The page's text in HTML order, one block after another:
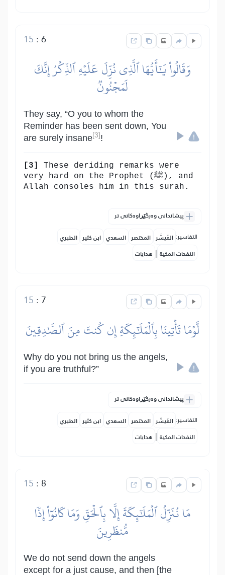
6
:
15
وَقَالُواْ يَٰٓأَيُّهَا ٱلَّذِي نُزِّلَ عَلَيۡهِ ٱلذِّكۡرُ إِنَّكَ
لَمَجۡنُونٞ
They say, “O you to whom the
Reminder has been sent down, You
are surely insane[3] !
[3]
These deriding remarks were
very hard on the Prophet (ﷺ), and
Allah consoles him in this surah.
پیشاندانی وەرگێڕاوەکانی تر
التفاسير: المُيسَّر المختصر السعدي ابن كثير الطبري
النفحات المكية | هدايات
7
:
15
لَّوۡمَا تَأۡتِينَا بِٱلۡمَلَٰٓئِكَةِ إِن كُنتَ مِنَ ٱلصَّٰدِقِينَ
Why do you not bring us the angels,
if you are truthful?”
پیشاندانی وەرگێڕاوەکانی تر
التفاسير: المُيسَّر المختصر السعدي ابن كثير الطبري
النفحات المكية | هدايات
8
:
15
مَا نُنَزِّلُ ٱلۡمَلَٰٓئِكَةَ إِلَّا بِٱلۡحَقِّ وَمَا كَانُوٓاْ إِذٗا
مُّنظَرِينَ
We do not send down the angels
except for a just cause, and then [the